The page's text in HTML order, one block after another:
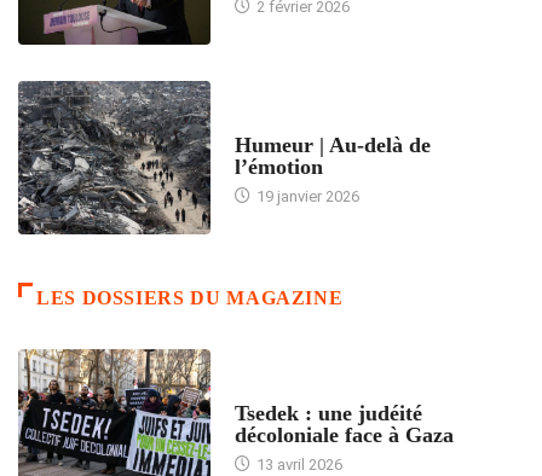
2 février 2026
Humeur | Au-delà de
l’émotion
19 janvier 2026
LES DOSSIERS DU MAGAZINE
Tsedek : une judéité
décoloniale face à Gaza
13 avril 2026